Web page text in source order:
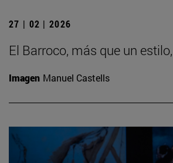
27 | 02 | 2026
El Barroco, más que un
Imagen Manuel Castells